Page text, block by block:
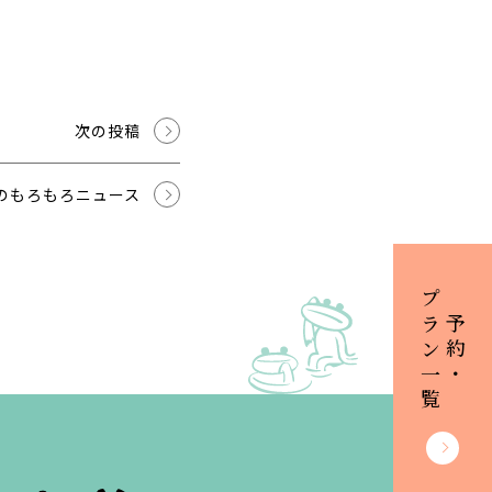
ご予約・
プラン一覧
次の投稿
もろもろニュース